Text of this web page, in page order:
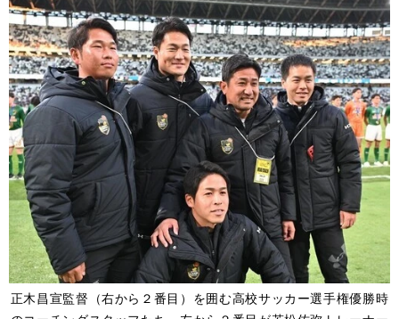
正木昌宣監督（右から２番目）を囲む高校サッカー選手権優勝時